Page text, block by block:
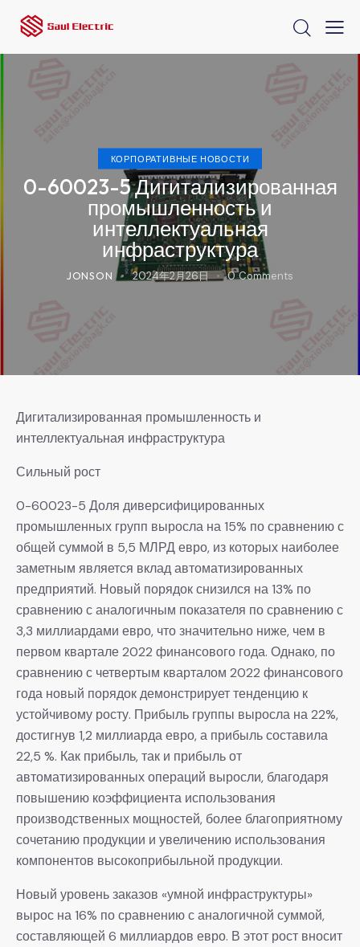
КОРПОРАТИВНЫЕ НОВОСТИ
0-60023-5 Дигитализированная
промышленность и
интеллектуальная
инфраструктура
JONSON 2024年2月26日 0 Comments
Дигитализированная промышленность и
интеллектуальная инфраструктура
Сильный рост
0-60023-5 Доля диверсифицированных
промышленных групп выросла на 15% по сравнению с
общей суммой в 5,5 МЛРД евро, из которых наиболее
заметным является вклад автоматизированных
предприятий. Новый порядок снизился на 13% по
сравнению с аналогичным показателя по сравнению с
3,3 миллиардами евро, что значительно ниже, чем в
первом квартале 2022 финансового года. Однако, по
сравнению с четвертым кварталом 2022 финансового
года новый порядок демонстрирует тенденцию к
устойчивому росту. Прибыль группы выросла на 22%,
достигнув 1,2 миллиарда евро, а прибыль составила
22,5 %. Как прибыль, так и прибыль от
автоматизированных операций выросли, благодаря
повышению коэффициента использования
производственных мощностей, более благоприятному
сочетанию продукции и увеличению использования
компонентов высокоприбыльной продукции.
Новый уровень заказов «умной инфраструктуры»
вырос на 16% по сравнению с аналогичной суммой,
составляющей 6 миллиардов евро. В этот рост вносит